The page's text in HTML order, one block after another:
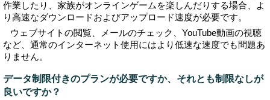
作業したり、家族がオンラインゲームを楽しんだりする場合、よ
り高速なダウンロードおよびアップロード速度が必要です。
ウェブサイトの閲覧、メールのチェック、YouTube動画の視聴
など、通常のインターネット使用にはより低速な速度でも問題あ
りません。
データ制限付きのプランが必要ですか、それとも制限なしが
良いですか？